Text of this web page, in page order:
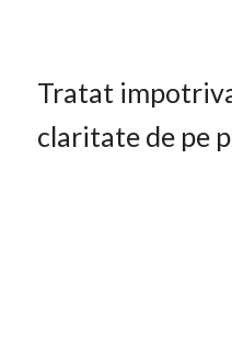
Tratat
claritate de pe